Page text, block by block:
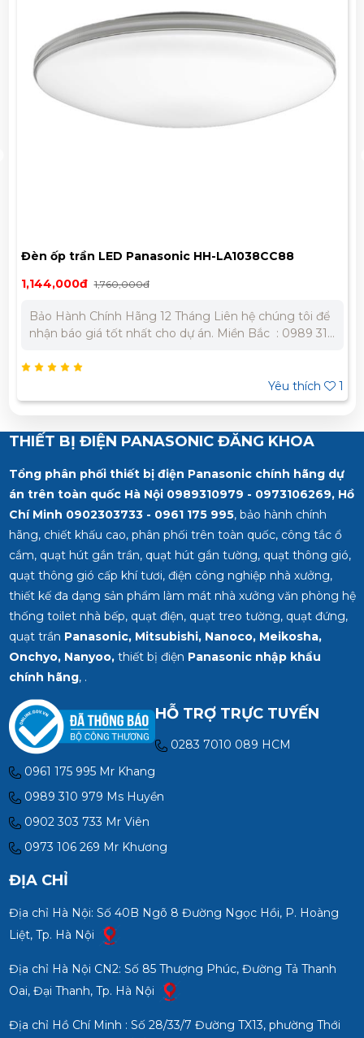
HH-LA1038CC88
hệ chúng tôi để
Bắc : 0989 310
Đèn ốp trần Led
Bảo Hành Chính Hãng 12 Tháng Liên
nhận báo giá tốt nhất cho dự án. Miền
THIẾT BỊ ĐIỆN PANASONIC ĐĂNG KHOA
Tổng phân phối thiết bị điện Panasonic chính hãng dự
án trên toàn quốc Hà Nội 0989310979 - 0973106269, Hồ
Chí Minh 0902303733 - 0961 175 995, bảo hành chính
hãng, chiết khấu cao, phân phối trên toàn quốc, công tắc ổ
cắm, quạt hút gắn trần, quạt hút gắn tường, quạt thông gió,
quạt thông gió cấp khí tươi, điện công nghiệp nhà xưởng,
thiết kế đa dạng sản phẩm làm mát nhà xưởng văn phòng hệ
thống toilet nhà bếp, quạt điện, quạt treo tường, quạt đứng,
quạt trần Panasonic, Mitsubishi, Nanoco, Meikosha,
Onchyo, Nanyoo,thiết bị điện Panasonic nhập khẩu
chính hãng, .
HỖ TRỢ TRỰC TUYẾN
0283 7010 089 HCM
0961 175 995 Mr Khang
0989 310 979 Ms Huyền
0902 303 733 Mr Viên
0973 106 269 Mr Khương
ĐỊA CHỈ
Địa chỉ Hà Nội: Số 40B Ngõ 8 Đường Ngọc Hồi, P. Hoàng
Liệt, Tp. Hà Nội
Địa chỉ Hà Nội CN2: Số 85 Thượng Phúc, Đường Tả Thanh
Oai, Đại Thanh, Tp. Hà Nội
Địa chỉ Hồ Chí Minh : Số 28/33/7 Đường TX13, phường Thới